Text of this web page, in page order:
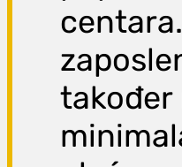
također